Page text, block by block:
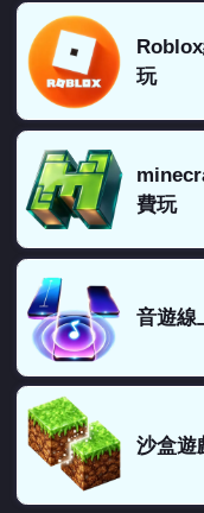
玩
費玩
音遊線
沙盒遊